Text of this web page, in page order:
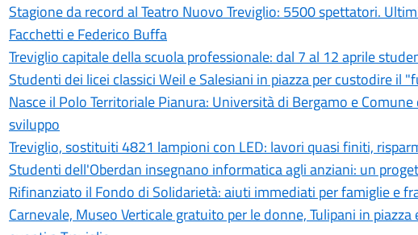
Stagione da record al Teatro Nuovo Treviglio: 5500 spettatori.
Facchetti e Federico Buffa
Treviglio capitale della scuola professionale: dal 7 al 12 aprile
Studenti dei licei classici Weil e Salesiani in piazza per custodire il
Nasce il Polo Territoriale Pianura: Università di Bergamo e
sviluppo
Treviglio, sostituiti 4821 lampioni con LED: lavori quasi finiti,
Studenti dell'Oberdan insegnano informatica agli anziani: un
Rifinanziato il Fondo di Solidarietà: aiuti immediati per famiglie e
Carnevale, Museo Verticale gratuito per le donne, Tulipani in